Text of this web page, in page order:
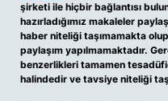
şirketi ile hiçbir bağlantısı
hazırladığımız makaleler
haber niteliği taşımamakta
paylaşım yapılmamaktadır.
benzerlikleri tamamen
halindedir ve tavsiye niteliği